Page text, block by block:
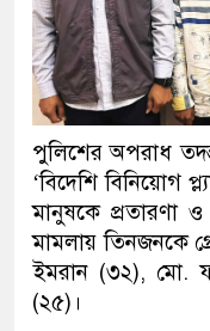
পুলিশের অপরাধ
‘বিদেশি বিনিয়োগ
মানুষকে প্রতারণা
মামলায় তিনজনকে
ইমরান (৩২), মো.
(২৫)।